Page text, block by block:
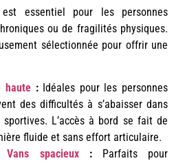
essentiel pour les personnes
ou de fragilités physiques.
sélectionnée pour offrir une
haute:Idéales pour les personnes
des difficultés à s’abaisser dans
L’accès à bord se fait de
fluide et sans effort articulaire.
Vans spacieux:Parfaits pour